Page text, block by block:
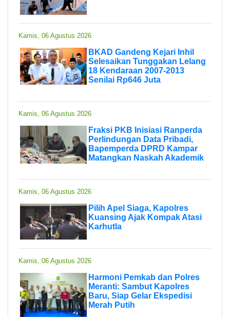
Kamis, 06 Agustus 2026
BKAD Gandeng Kejari Inhil
Selesaikan Tunggakan Lelang
18 Kendaraan 2007-2013
Senilai Rp646 Juta
Kamis, 06 Agustus 2026
Fraksi PKB Inisiasi Ranperda
Perlindungan Data Pribadi,
Bapemperda DPRD Kampar
Matangkan Naskah Akademik
Kamis, 06 Agustus 2026
Pilih Apel Siaga, Kapolres
Kuansing Ajak Kompak Atasi
Karhutla
Kamis, 06 Agustus 2026
Harmoni Pemkab dan Polres
Meranti: Sambut Kapolres
Baru, Siap Gelar Ekspedisi
Merah Putih